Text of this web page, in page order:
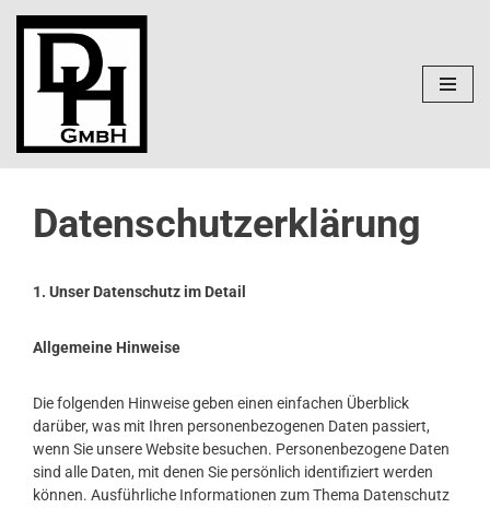
Inhalt
Datenschutzerklärung
1. Unser Datenschutz im Detail
Allgemeine Hinweise
Die folgenden Hinweise geben einen einfachen Überblick
darüber, was mit Ihren personenbezogenen Daten passiert,
wenn Sie unsere Website besuchen. Personenbezogene Daten
sind alle Daten, mit denen Sie persönlich identifiziert werden
können. Ausführliche Informationen zum Thema Datenschutz